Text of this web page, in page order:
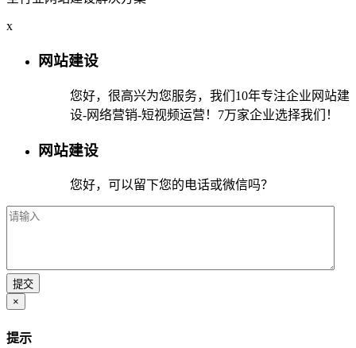
x
网站建设
您好，很高兴为您服务，我们10年专注企业网站建
设-网络营销-短视频运营！7万家企业选择我们！
网站建设
您好，可以留下您的电话或微信吗？
×
提示